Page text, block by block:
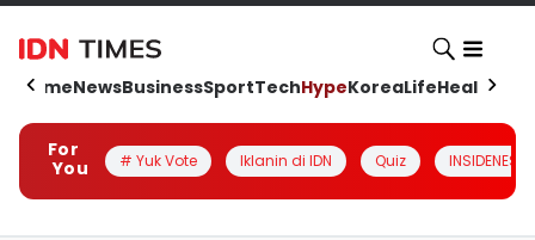
HomeNewsBusinessSportTechHypeKoreaLifeHealth
For
You
# Yuk Vote Iklanin di IDN Quiz INSIDENESIA